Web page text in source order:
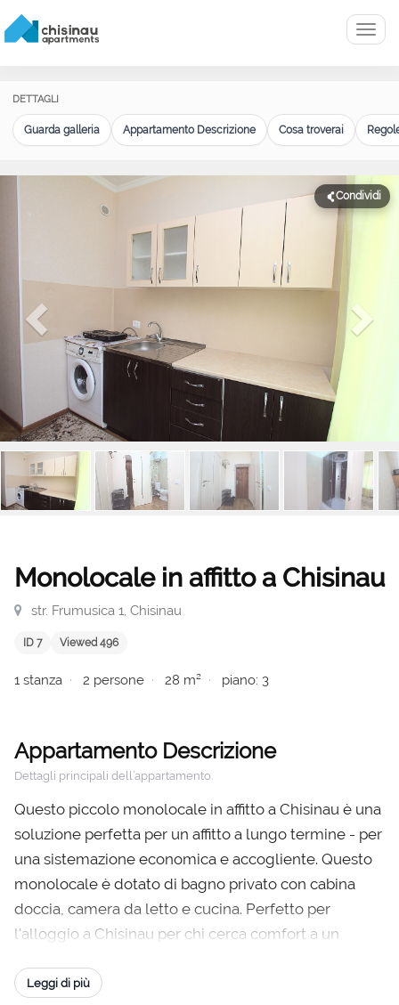
Menu
DETTAGLI
Guarda galleria Appartamento Descrizione Cosa troverai
Condividi
Monolocale in affitto a Chisinau
str. Frumusica 1, Chisinau
ID 7 Viewed 496
1 stanza 2 persone 28 m² piano: 3
Appartamento Descrizione
Dettagli principali dell’appartamento.
Questo piccolo monolocale in affitto a Chisinau è una
soluzione perfetta per un affitto a lungo termine - per
una sistemazione economica e accogliente. Questo
monolocale è dotato di bagno privato con cabina
doccia, camera da letto e cucina. Perfetto per
l'alloggio a Chisinau per chi cerca comfort a un
quartiere tranquillo con facile accesso ai negozi e
Leggi di più